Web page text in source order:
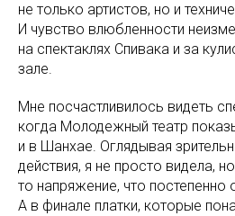
не только артистов, но и
И чувство влюбленности
на спектаклях Спивака и за
зале.
Мне посчастливилось видеть
когда Молодежный театр
и в Шанхае. Оглядывая
действия, я не просто видела,
то напряжение, что постепенно
А в финале платки, которые